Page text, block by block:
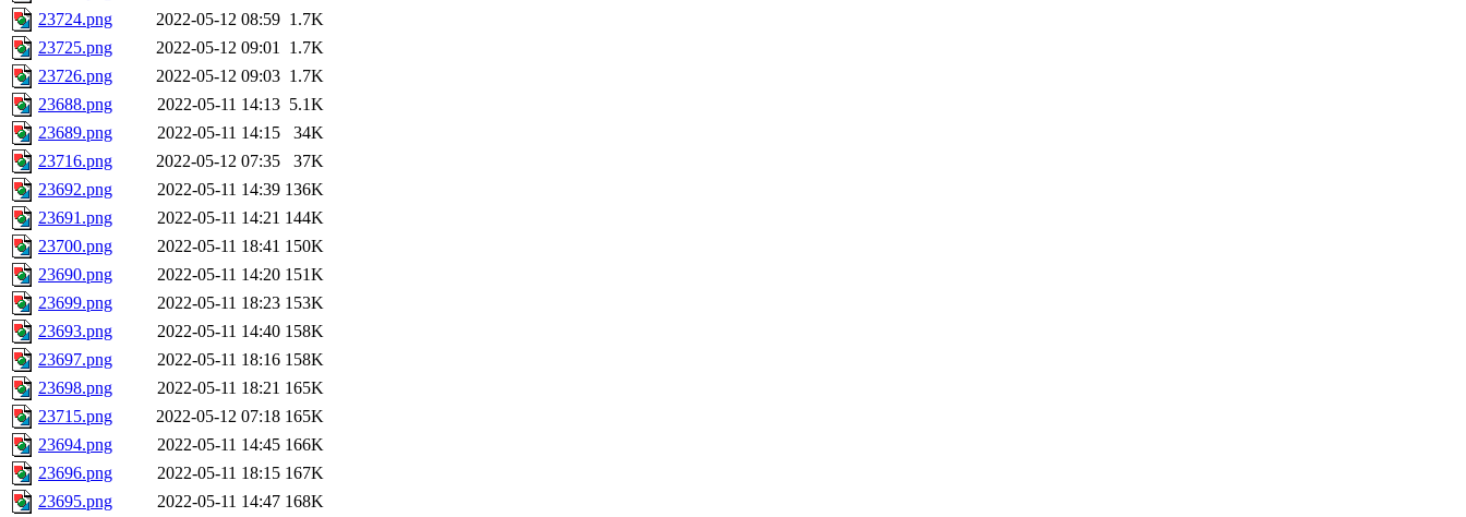
23724.png
2022-05-12 08:59 1.7K
23725.png
2022-05-12 09:01 1.7K
23726.png
2022-05-12 09:03 1.7K
23688.png
2022-05-11 14:13 5.1K
23689.png
2022-05-11 14:15
34K
23716.png
2022-05-12 07:35
37K
23692.png
2022-05-11 14:39 136K
23691.png
2022-05-11 14:21 144K
23700.png
2022-05-11 18:41 150K
23690.png
2022-05-11 14:20 151K
23699.png
2022-05-11 18:23 153K
23693.png
2022-05-11 14:40 158K
23697.png
2022-05-11 18:16 158K
23698.png
2022-05-11 18:21 165K
23715.png
2022-05-12 07:18 165K
23694.png
2022-05-11 14:45 166K
23696.png
2022-05-11 18:15 167K
23695.png
2022-05-11 14:47 168K